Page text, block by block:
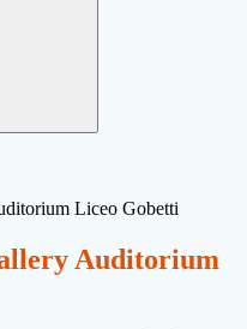
Liceo Gobetti
Auditorium